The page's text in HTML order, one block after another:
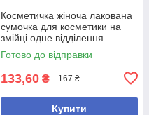
Косметичка жіноча лакована
сумочка для косметики на
змійці одне відділення
19*10*7см Фіолетова
Готово до відправки
133,60 ₴ 167 ₴
Купити